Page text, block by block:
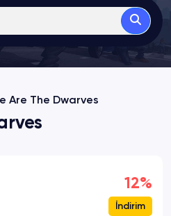
Are The Dwarves
12%
İndirim